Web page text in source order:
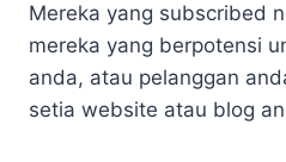
Mereka yang subscribed
mereka yang berpotensi
anda, atau pelanggan
setia website atau blog